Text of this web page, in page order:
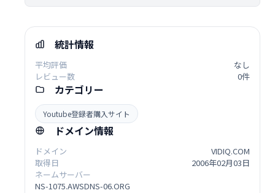
統計情報
平均評価
なし
レビュー数
0件
カテゴリー
Youtube登録者購入サイト
ドメイン情報
ドメイン
VIDIQ.COM
取得日
2006年02月03日
ネームサーバー
NS-1075.AWSDNS-06.ORG